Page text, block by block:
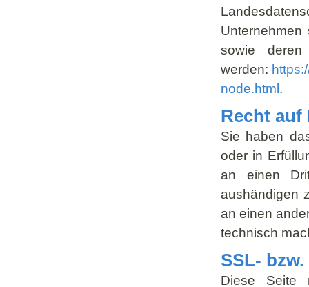
sowie deren
werden:
node.html .
Recht auf
Sie haben
oder in
an einen
aushändigen
an einen
technisch
SSL-
Diese Seite